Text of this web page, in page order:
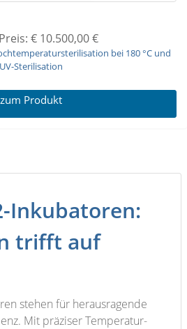
€ 10.500,00€
bei 180 °C und
UV-Sterilisation
zum Produkt
Inkubatoren:
trifft auf
stehen für herausragende
Mit präziser Temperatur-